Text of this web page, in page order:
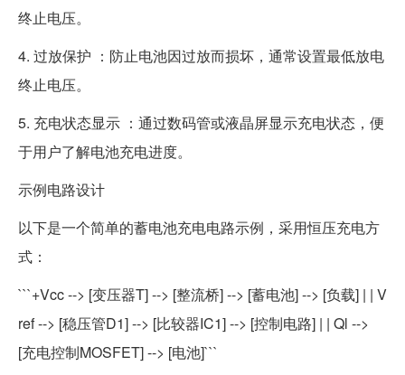
终止电压。
4. 过放保护 ：防止电池因过放而损坏，通常设置最低放电
终止电压。
5. 充电状态显示 ：通过数码管或液晶屏显示充电状态，便
于用户了解电池充电进度。
示例电路设计
以下是一个简单的蓄电池充电电路示例，采用恒压充电方
式：
```+Vcc --> [变压器T] --> [整流桥] --> [蓄电池] --> [负载] | | V
ref --> [稳压管D1] --> [比较器IC1] --> [控制电路] | | Ql -->
[充电控制MOSFET] --> [电池]```